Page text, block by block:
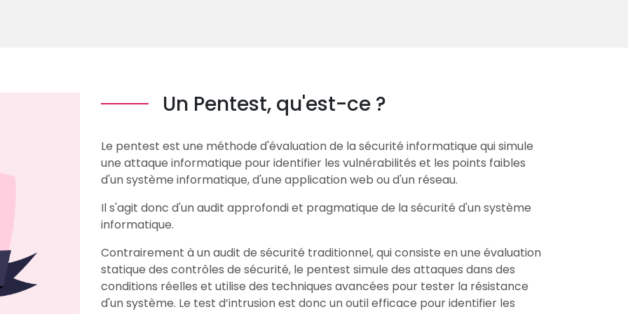
Un Pentest, qu'est-ce ?
Le pentest est une méthode d'évaluation de la sécurité informatique qui simule
une attaque informatique pour identifier les vulnérabilités et les points faibles
d'un système informatique, d'une application web ou d'un réseau.
Il s'agit donc d'un audit approfondi et pragmatique de la sécurité d'un système
informatique.
Contrairement à un audit de sécurité traditionnel, qui consiste en une évaluation
statique des contrôles de sécurité, le pentest simule des attaques dans des
conditions réelles et utilise des techniques avancées pour tester la résistance
d'un système. Le test d’intrusion est donc un outil efficace pour identifier les